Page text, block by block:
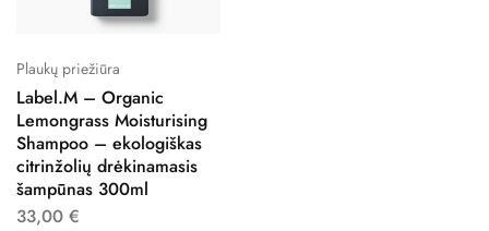
Plaukų priežiūra
Label.M – Organic
Lemongrass Moisturising
Shampoo – ekologiškas
citrinžolių drėkinamasis
šampūnas 300ml
33,00 €